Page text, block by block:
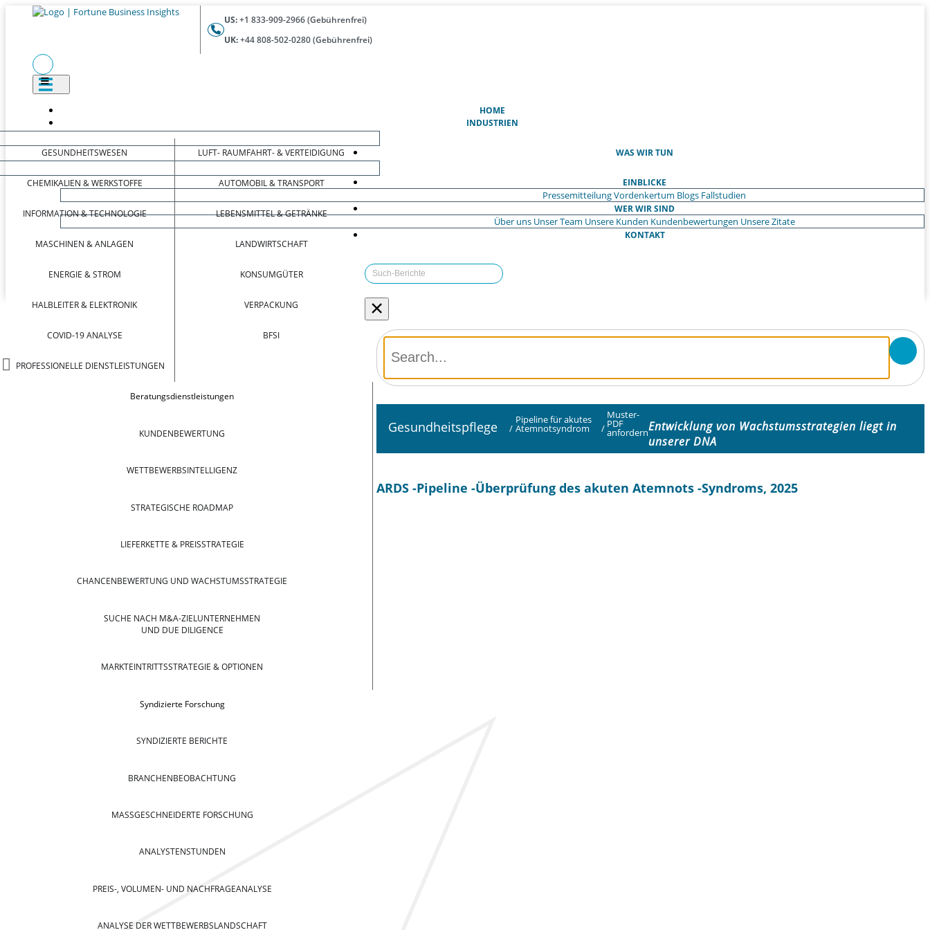
US:+1 833-909-2966 (Gebührenfrei)
UK:+44 808-502-0280 (Gebührenfrei)
HOME
INDUSTRIEN
GESUNDHEITSWESEN
CHEMIKALIEN & WERKSTOFFE
INFORMATION & TECHNOLOGIE
MASCHINEN & ANLAGEN
ENERGIE & STROM
HALBLEITER & ELEKTRONIK
COVID-19 ANALYSE
PROFESSIONELLE DIENSTLEISTUNGEN
LUFT- RAUMFAHRT- & VERTEIDIGUNG
AUTOMOBIL & TRANSPORT
LEBENSMITTEL & GETRÄNKE
LANDWIRTSCHAFT
KONSUMGÜTER
VERPACKUNG
BFSI
WAS WIR TUN
Beratungsdienstleistungen
KUNDENBEWERTUNG
WETTBEWERBSINTELLIGENZ
STRATEGISCHE ROADMAP
LIEFERKETTE & PREISSTRATEGIE
CHANCENBEWERTUNG UND WACHSTUMSSTRATEGIE
SUCHE NACH M&A-ZIELUNTERNEHMEN
UND DUE DILIGENCE
MARKTEINTRITTSSTRATEGIE & OPTIONEN
Syndizierte Forschung
SYNDIZIERTE BERICHTE
BRANCHENBEOBACHTUNG
MASSGESCHNEIDERTE FORSCHUNG
ANALYSTENSTUNDEN
PREIS-, VOLUMEN- UND NACHFRAGEANALYSE
ANALYSE DER WETTBEWERBSLANDSCHAFT
EINBLICKE
PressemitteilungVordenkertum Blogs Fallstudien
WER WIR SIND
Über uns Unser Team Unsere Kunden Kundenbewertungen Unsere Zitate
KONTAKT
×
Gesundheitspflege /
Pipeline für akutes
Atemnotsyndrom /
Muster-
PDF
anfordernEntwicklung von Wachstumsstrategien liegt in
unserer DNA
ARDS -Pipeline -Überprüfung des akuten Atemnots -Syndroms, 2025